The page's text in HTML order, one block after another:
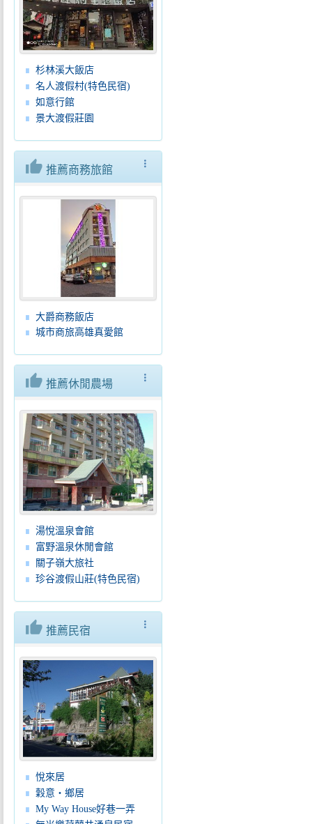
杉林溪大飯店
名人渡假村(特色民宿)
如意行館
景大渡假莊園
more_vert
thumb_up 推薦商務旅館
大爵商務飯店
城市商旅高雄真愛館
more_vert
thumb_up 推薦休閒農場
湯悅溫泉會館
富野溫泉休閒會館
關子嶺大旅社
珍谷渡假山莊(特色民宿)
more_vert
thumb_up 推薦民宿
悅來居
穀意‧鄉居
My Way House好巷一弄